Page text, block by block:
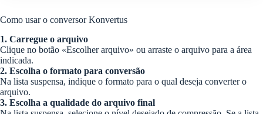
Como usar o conversor Konvertus
1. Carregue o arquivo
Clique no botão «Escolher arquivo» ou arraste o arquivo para a área
indicada.
2. Escolha o formato para conversão
Na lista suspensa, indique o formato para o qual deseja converter o
arquivo.
3. Escolha a qualidade do arquivo final